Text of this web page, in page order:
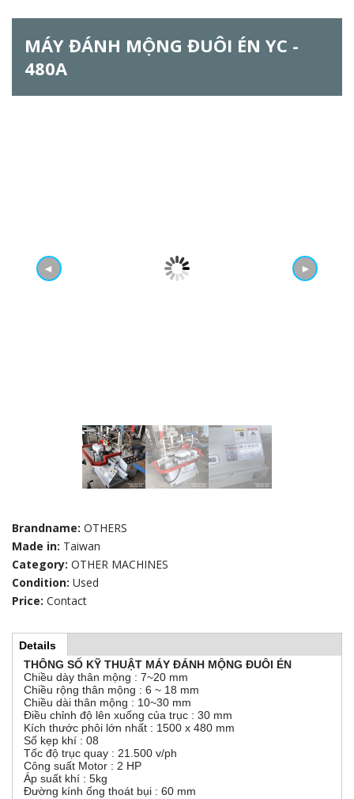
h
MÁY ĐÁNH MỘNG ĐUÔI ÉN YC -
480A
◄ ►
Brandname: OTHERS
Made in: Taiwan
Category: OTHER MACHINES
Condition: Used
Price: Contact
H
o
Details
a
c
t
i
v
e
t
a
b
)
THÔNG SỐ KỸ THUẬT MÁY ĐÁNH MỘNG ĐUÔI ÉN
Chiều dày thân mộng : 7~20 mm
Chiều rộng thân mộng : 6 ~ 18 mm
Chiều dài thân mộng : 10~30 mm
Điều chỉnh độ lên xuống của trục : 30 mm
Kích thước phôi lớn nhất : 1500 x 480 mm
Số kẹp khí : 08
Tốc độ trục quay : 21.500 v/ph
Công suất Motor : 2 HP
Áp suất khí : 5kg
Đường kính ống thoát bụi : 60 mm